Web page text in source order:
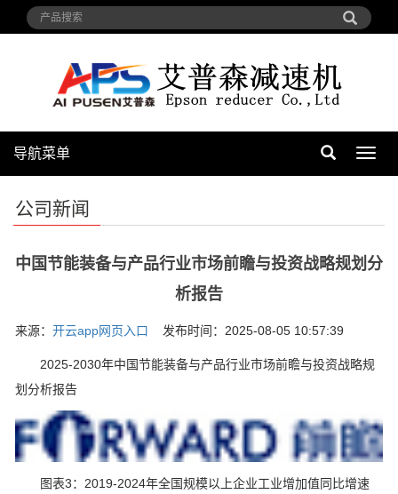
导
导航菜单
公司新闻
中国节能装备与产品行业市场前瞻与投资战略规划分
析报告
来源： 开云app网页入口 发布时间：2025-08-05 10:57:39
2025-2030年中国节能装备与产品行业市场前瞻与投资战略规
划分析报告
图表3：2019-2024年全国规模以上企业工业增加值同比增速